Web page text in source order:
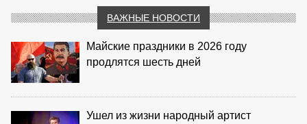
ВАЖНЫЕ НОВОСТИ
Майские праздники в 2026 году
продлятся шесть дней
Ушел из жизни народный артист